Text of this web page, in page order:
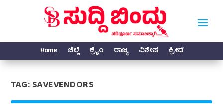
Home ಜಿಲ್ಲೆ ಕ್ರೈಂ ರಾಜ್ಯ ವಿಶೇಷ ಕ್ರೀಡೆ
TAG:SAVEVENDORS